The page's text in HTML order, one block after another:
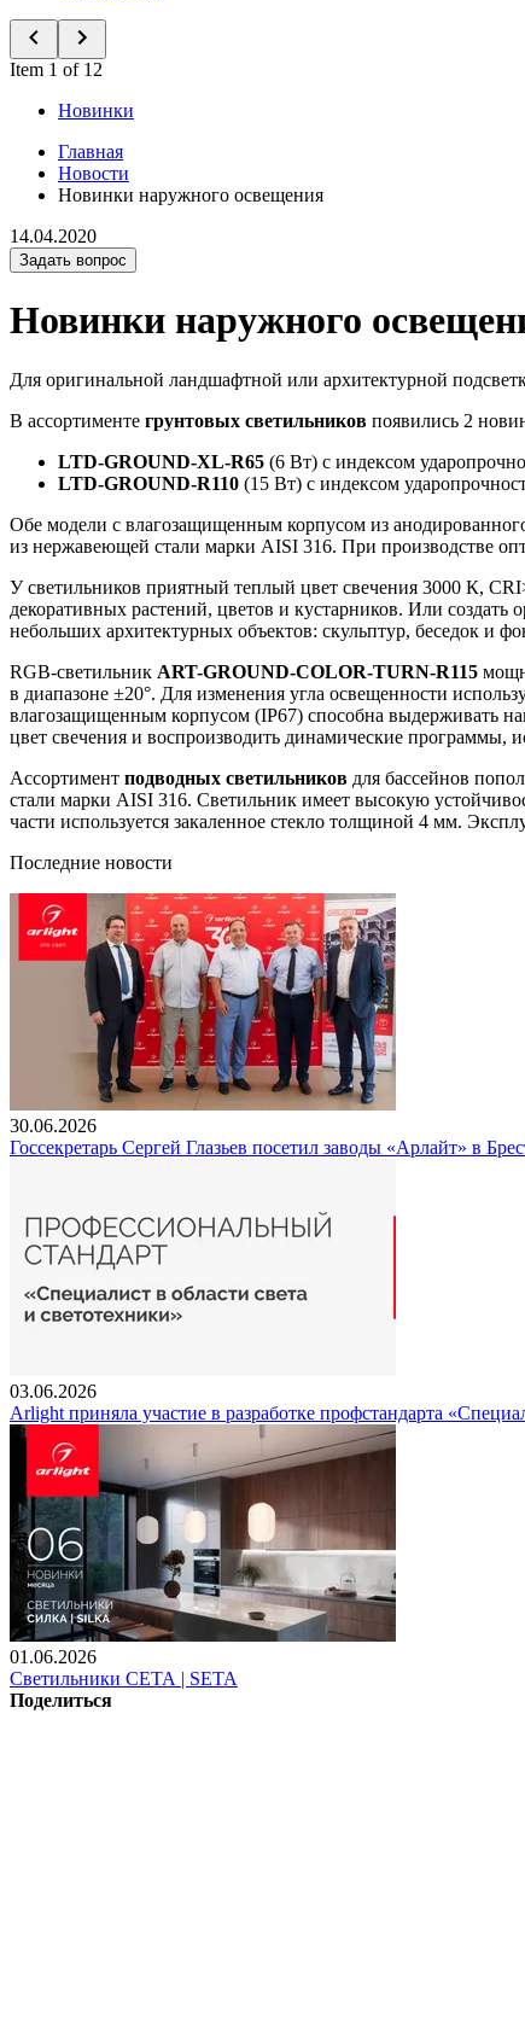
Item 1 of 12
Новинки
Главная
Новости
Новинки наружного освещения
14.04.2020
Задать вопрос
Новинки наружного
Для оригинальной ландшафтной или архитектурной
В ассортименте грунтовых светильников появились 2
LTD-GROUND-XL-R65 (6 Вт) с индексом
LTD-GROUND-R110 (15 Вт) с индексом
Обе модели с влагозащищенным корпусом из
из нержавеющей стали марки AISI 316. При производстве
У светильников приятный теплый цвет свечения 3000 К,
декоративных растений, цветов и кустарников. Или
небольших архитектурных объектов: скульптур, беседок и
RGB-светильник ART-GROUND-COLOR-TURN-R115
в диапазоне ±20°. Для изменения угла освещенности
влагозащищенным корпусом (IP67) способна выдерживать
цвет свечения и воспроизводить динамические
Ассортимент подводных светильников для бассейнов
стали марки AISI 316. Светильник имеет высокую
части используется закаленное стекло толщиной 4 мм.
Последние новости
30.06.2026
Госсекретарь Сергей Глазьев посетил заводы «Арлайт» в
03.06.2026
Arlight приняла участие в разработке профстандарта
01.06.2026
Светильники СЕТА | SETA
Поделиться